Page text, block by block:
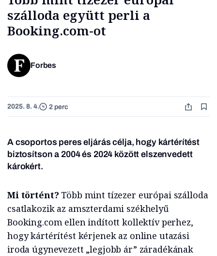
szálloda együtt perli a
Booking.com-ot
Forbes
2025. 8. 4. 2 perc
A csoportos peres eljárás célja, hogy kártérítést
biztosítson a 2004 és 2024 között elszenvedett
károkért.
Mi történt? Több mint tízezer európai szálloda
csatlakozik az amszterdami székhelyű
Booking.com ellen indított kollektív perhez,
hogy kártérítést kérjenek az online utazási
iroda úgynevezett „legjobb ár” záradékának